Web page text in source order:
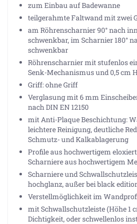
zum Einbau auf Badewanne
teilgerahmte Faltwand mit zwei
am Röhrenscharnier 90° nach
schwenkbar, im Scharnier 180°
schwenkbar
Röhrenscharnier mit stufenlos
Senk-Mechanismus und 0,5 cm
Griff: ohne Griff
Verglasung mit 6 mm
nach DIN EN 12150
mit Anti-Plaque Beschichtung:
leichtere Reinigung, deutliche
Schmutz- und Kalkablagerung
Profile aus hochwertigem
Scharniere aus hochwertigem
Scharniere und
hochglanz, außer bei black
Verstellmöglichkeit im
mit Schwallschutzleiste (Höhe 1
Dichtigkeit, oder schwellenlos